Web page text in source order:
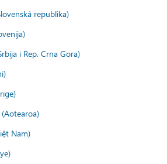
republika)
i Rep. Crna Gora)
Nam)